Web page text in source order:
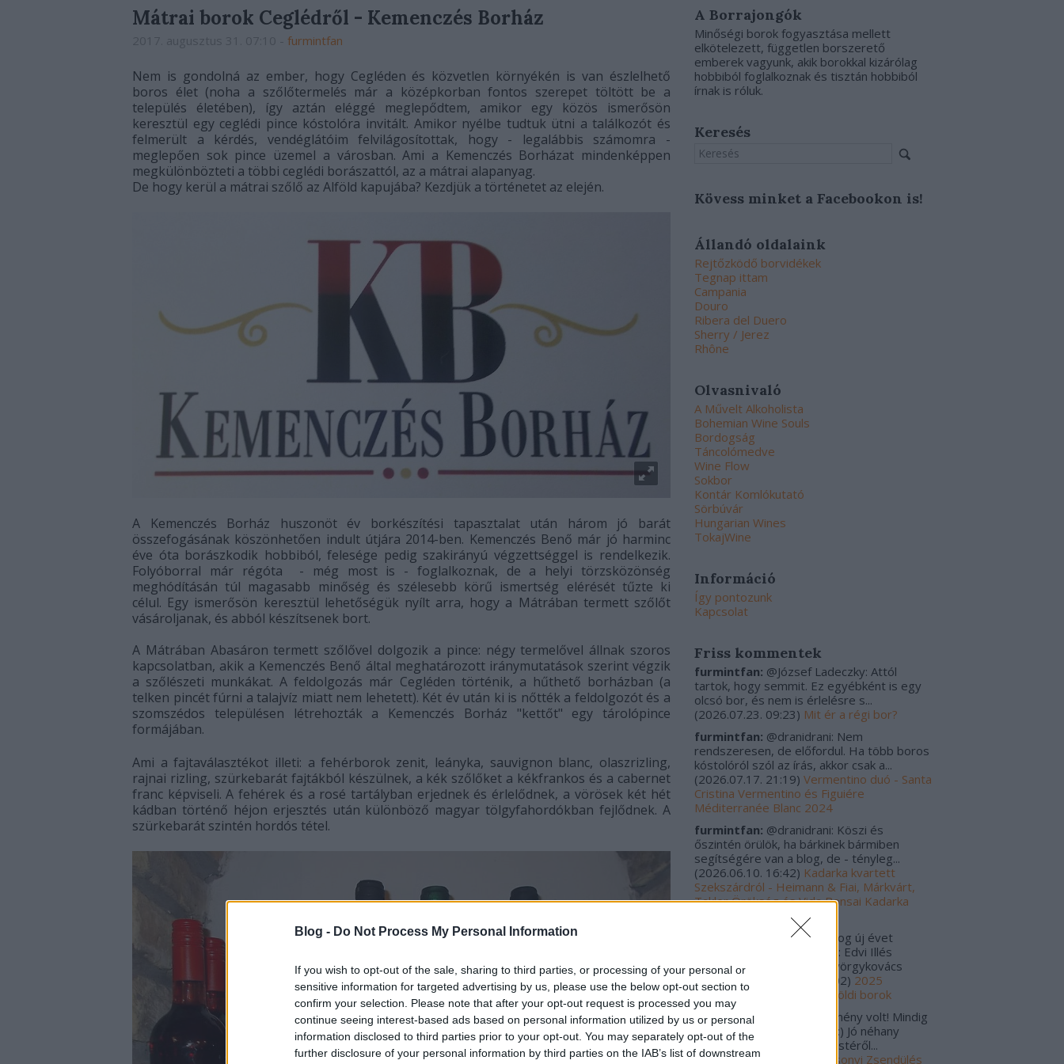
Blog - Do Not Process My Personal Information
If you wish to opt-out of the sale, sharing to third parties, or processing of your personal or
sensitive information for targeted advertising by us, please use the below opt-out section to
confirm your selection. Please note that after your opt-out request is processed you may
continue seeing interest-based ads based on personal information utilized by us or personal
information disclosed to third parties prior to your opt-out. You may separately opt-out of the
further disclosure of your personal information by third parties on the IAB’s list of downstream
Mátrai borok Ceglédről - Kemenczés Borház
furmintfan
Nem is gondolná az ember, hogy Cegléden és közvetlen környékén is van észlelhető
boros élet (noha a szőlőtermelés már a középkorban fontos szerepet töltött be a
település életében), így aztán eléggé meglepődtem, amikor egy közös ismerősön
keresztül egy ceglédi pince kóstolóra invitált. Amikor nyélbe tudtuk ütni a találkozót és
felmerült a kérdés, vendéglátóim felvilágosítottak, hogy - legalábbis számomra -
meglepően sok pince üzemel a városban. Ami a Kemenczés Borházat mindenképpen
megkülönbözteti a többi ceglédi borászattól, az a mátrai alapanyag.
De hogy kerül a mátrai szőlő az Alföld kapujába? Kezdjük a történetet az elején.
A Kemenczés Borház huszonöt év borkészítési tapasztalat után három jó barát
összefogásának köszönhetően indult útjára 2014-ben. Kemenczés Benő már jó harminc
éve óta borászkodik hobbiból, felesége pedig szakirányú végzettséggel is rendelkezik.
Folyóborral már régóta - még most is - foglalkoznak, de a helyi törzsközönség
meghódításán túl magasabb minőség és szélesebb körű ismertség elérését tűzte ki
célul. Egy ismerősön keresztül lehetőségük nyílt arra, hogy a Mátrában termett szőlőt
vásároljanak, és abból készítsenek bort.
A Mátrában Abasáron termett szőlővel dolgozik a pince: négy termelővel állnak szoros
kapcsolatban, akik a Kemenczés Benő által meghatározott iránymutatások szerint végzik
a szőlészeti munkákat. A feldolgozás már Cegléden történik, a hűthető borházban (a
telken pincét fúrni a talajvíz miatt nem lehetett). Két év után ki is nőtték a feldolgozót és a
szomszédos településen létrehozták a Kemenczés Borház "kettőt" egy tárolópince
formájában.
Ami a fajtaválasztékot illeti: a fehérborok zenit, leányka, sauvignon blanc, olaszrizling,
rajnai rizling, szürkebarát fajtákból készülnek, a kék szőlőket a kékfrankos és a cabernet
franc képviseli. A fehérek és a rosé tartályban erjednek és érlelődnek, a vörösek két hét
kádban történő héjon erjesztés után különböző magyar tölgyfahordókban fejlődnek. A
szürkebarát szintén hordós tétel.
A Borrajongók
Minőségi borok fogyasztása mellett
elkötelezett, független borszerető
emberek vagyunk, akik borokkal kizárólag
hobbiból foglalkoznak és tisztán hobbiból
írnak is róluk.
Keresés
Kövess minket a Facebookon is!
Állandó oldalaink
Rejtőzködő borvidékek
Tegnap ittam
Campania
Douro
Ribera del Duero
Sherry / Jerez
Rhône
Olvasnivaló
A Művelt Alkoholista
Bohemian Wine Souls
Bordogság
Táncolómedve
Wine Flow
Sokbor
Kontár Komlókutató
Sörbúvár
Hungarian Wines
TokajWine
Információ
Így pontozunk
Kapcsolat
Friss kommentek
furmintfan: @József Ladeczky: Attól
tartok, hogy semmit. Ez egyébként is egy
olcsó bor, és nem is érlelésre s...
(2026.07.23. 09:23) Mit ér a régi bor?
furmintfan: @dranidrani: Nem
rendszeresen, de előfordul. Ha több boros
kóstolóról szól az írás, akkor csak a...
(2026.07.17. 21:19) Vermentino duó - Santa
Cristina Vermentino és Figuiére
Méditerranée Blanc 2024
furmintfan: @dranidrani: Köszi és
őszintén örülök, ha bárkinek bármiben
segítségére van a blog, de - tényleg...
(2026.06.10. 16:42) Kadarka kvartett
Szekszárdról - Heimann & Fiai, Márkvárt,
Takler Örökség és Vida Bonsai Kadarka
merulo_szaturnusz:Boldog új évet
kívánok! Tavalyi kedvencek: Edvi Illés
Furmint-Kéknyelű 2020 Györgykovács
Tramini...
2026.01.06. 12:02) 2025
legjobbjai - Magyar és külföldi borok
Ács Zoltánn:
Szuper esemény volt! Mindig
nagyon jók a Zsendülések :) Jó néhany
palackkal tértem haza az estéről...
( 2025.12.30. 00:01
Karácsonyi Zsendülés